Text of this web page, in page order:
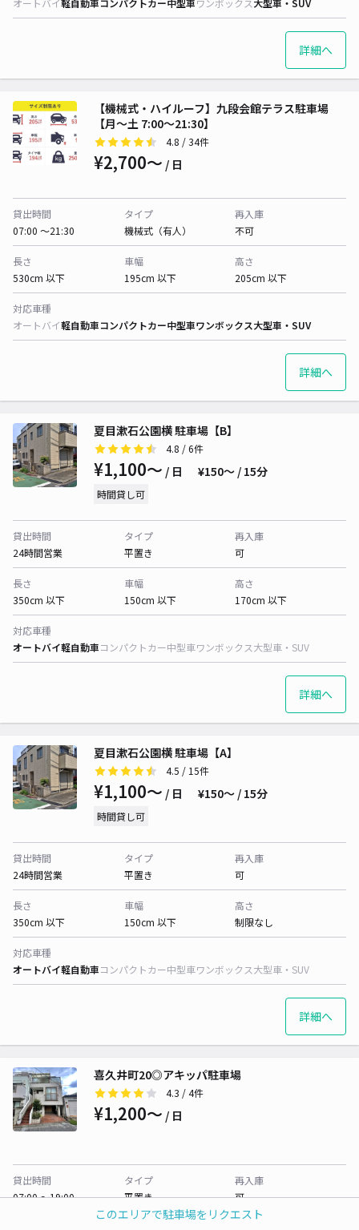
このエリアで駐車場をリクエスト
オートバイ軽自動車コンパクトカー中型車ワンボックス大型車・SUV
詳細へ
【機械式・ハイルーフ】九段会館テラス駐車場
【月〜土 7:00〜21:30】
4.8 / 34件
¥2,700〜 / 日
貸出時間
07:00 〜21:30
タイプ
機械式（有人）
再入庫
不可
長さ
530cm 以下
車幅
195cm 以下
高さ
205cm 以下
対応車種
オートバイ軽自動車コンパクトカー中型車ワンボックス大型車・SUV
詳細へ
夏目漱石公園横 駐車場【B】
4.8 / 6件
¥1,100〜 / 日 ¥150〜 / 15分
時間貸し可
貸出時間
24時間営業
タイプ
平置き
再入庫
可
長さ
350cm 以下
車幅
150cm 以下
高さ
170cm 以下
対応車種
オートバイ軽自動車コンパクトカー中型車ワンボックス大型車・SUV
詳細へ
夏目漱石公園横 駐車場【A】
4.5 / 15件
¥1,100〜 / 日 ¥150〜 / 15分
時間貸し可
貸出時間
24時間営業
タイプ
平置き
再入庫
可
長さ
350cm 以下
車幅
150cm 以下
高さ
制限なし
対応車種
オートバイ軽自動車コンパクトカー中型車ワンボックス大型車・SUV
詳細へ
喜久井町20◎アキッパ駐車場
4.3 / 4件
¥1,200〜 / 日
貸出時間
07:00 〜19:00
タイプ
平置き
再入庫
可